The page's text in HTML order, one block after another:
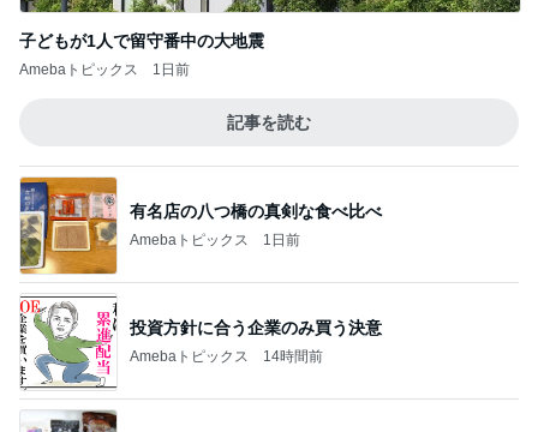
子どもが1人で留守番中の大地震
Amebaトピックス 1日前
記事を読む
有名店の八つ橋の真剣な食べ比べ
Amebaトピックス 1日前
投資方針に合う企業のみ買う決意
Amebaトピックス 14時間前